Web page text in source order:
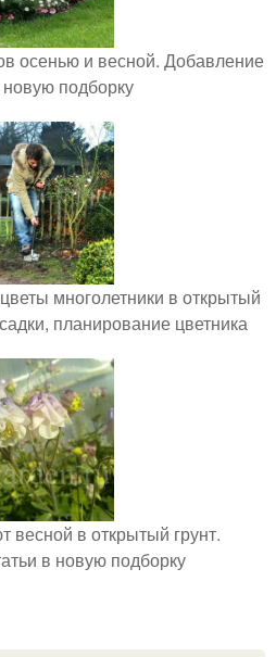
осенью и весной. Добавление
новую подборку
многолетники в открытый
планирование цветника
весной в открытый грунт.
в новую подборку